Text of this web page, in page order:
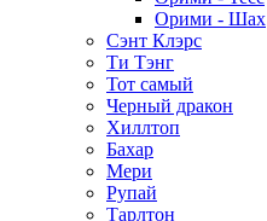
Орими - Шах
Сэнт Клэрс
Ти Тэнг
Тот самый
Черный дракон
Хиллтоп
Бахар
Мери
Рупай
Тарлтон